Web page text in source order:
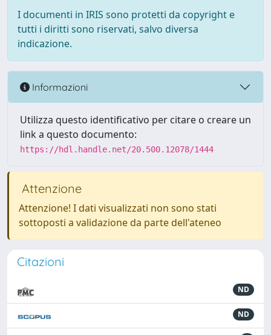
I documenti in IRIS sono protetti da copyright e
tutti i diritti sono riservati, salvo diversa
indicazione.
Informazioni
Utilizza questo identificativo per citare o creare un
link a questo documento:
https://hdl.handle.net/20.500.12078/1444
Attenzione
Attenzione! I dati visualizzati non sono stati
sottoposti a validazione da parte dell'ateneo
Citazioni
ND
ND